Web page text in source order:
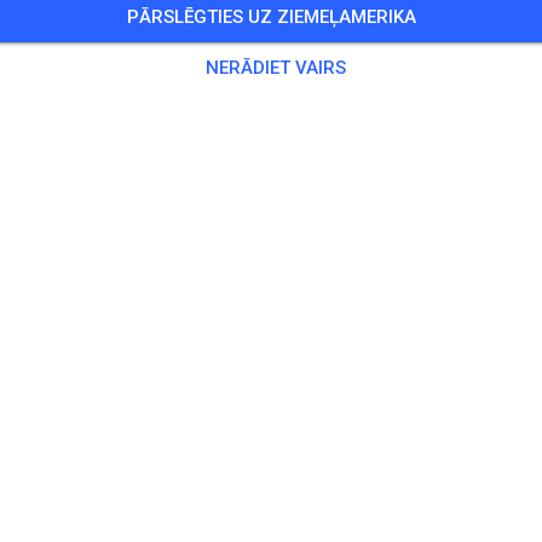
,12 Dalībnieki
PĀRSLĒGTIES UZ ZIEMEĻAMERIKA
NERĀDIET VAIRS